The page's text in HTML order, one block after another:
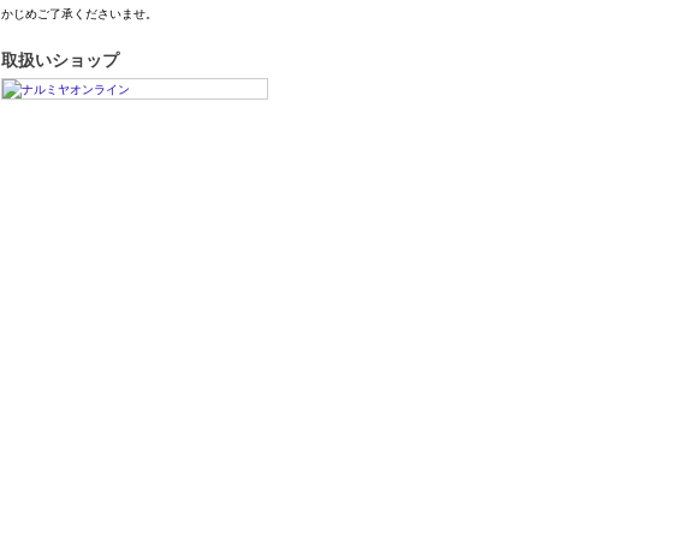
かじめご了承くださいませ。
取扱いショップ